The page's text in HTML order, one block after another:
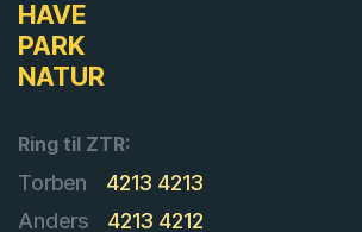
HAVE
PARK
NATUR
Ring til ZTR:
Torben
4213 4213
Anders
4213 4212